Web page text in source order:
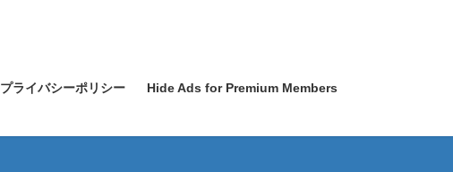
プライバシーポリシー Hide Ads for Premium Members